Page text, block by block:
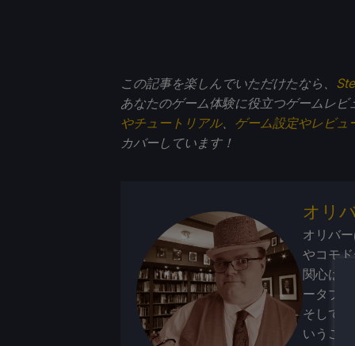
この記事を楽しんでいただけたなら、
あなたのゲーム体験に役立つゲームレ
やチュートリアル、 ゲーム設定やレビュ
カバーしています！
オリ
オリバ
やコモ
関心は
ータブ
そして
いうこ